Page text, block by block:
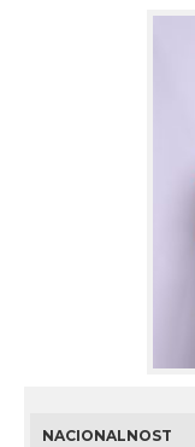
NACIONALNOST